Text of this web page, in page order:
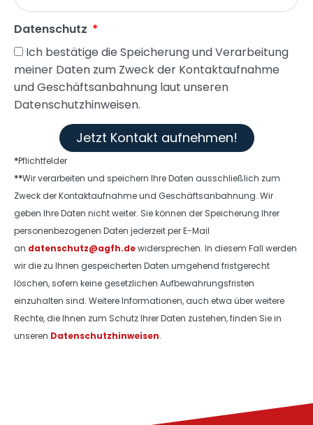
Datenschutz
Ich bestätige die Speicherung und Verarbeitung
meiner Daten zum Zweck der Kontaktaufnahme
und Geschäftsanbahnung laut unseren
Datenschutzhinweisen.
Jetzt Kontakt aufnehmen!
*Pflichtfelder
**Wir verarbeiten und speichern Ihre Daten ausschließlich zum
Zweck der Kontaktaufnahme und Geschäftsanbahnung. Wir
geben Ihre Daten nicht weiter. Sie können der Speicherung Ihrer
personenbezogenen Daten jederzeit per E-Mail
an datenschutz@agfh.dewidersprechen. In diesem Fall werden
wir die zu Ihnen gespeicherten Daten umgehend fristgerecht
löschen, sofern keine gesetzlichen Aufbewahrungsfristen
einzuhalten sind. Weitere Informationen, auch etwa über weitere
Rechte, die Ihnen zum Schutz Ihrer Daten zustehen, finden Sie in
unseren Datenschutzhinweisen.